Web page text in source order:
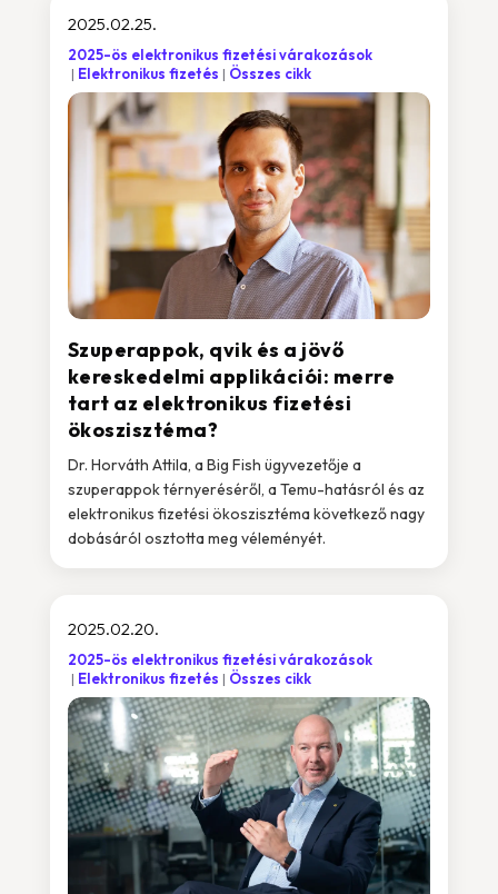
Szuperappok, qvik és a jövő
kereskedelmi applikációi: merre
tart az elektronikus fizetési
ökoszisztéma?
2025.02.25.
2025-ös elektronikus fizetési várakozások
Elektronikus fizetés
Összes cikk
Dr. Horváth Attila, a Big Fish ügyvezetője a
szuperappok térnyeréséről, a Temu-hatásról és az
elektronikus fizetési ökoszisztéma következő nagy
dobásáról osztotta meg véleményét.
2025.02.20.
2025-ös elektronikus fizetési várakozások
Elektronikus fizetés
Összes cikk